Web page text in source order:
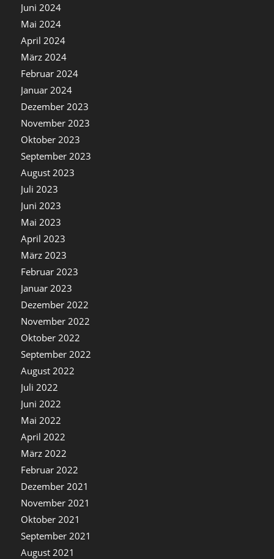
Juni 2024
Mai 2024
April 2024
März 2024
Februar 2024
Januar 2024
Dezember 2023
November 2023
Oktober 2023
September 2023
August 2023
Juli 2023
Juni 2023
Mai 2023
April 2023
März 2023
Februar 2023
Januar 2023
Dezember 2022
November 2022
Oktober 2022
September 2022
August 2022
Juli 2022
Juni 2022
Mai 2022
April 2022
März 2022
Februar 2022
Dezember 2021
November 2021
Oktober 2021
September 2021
August 2021